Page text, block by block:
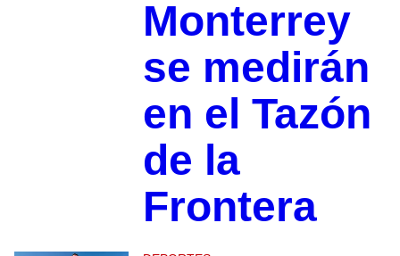
Monterrey
se medirán
en el Tazón
de la
Frontera